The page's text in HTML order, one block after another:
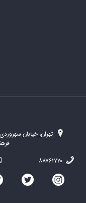
تهران، خیابان